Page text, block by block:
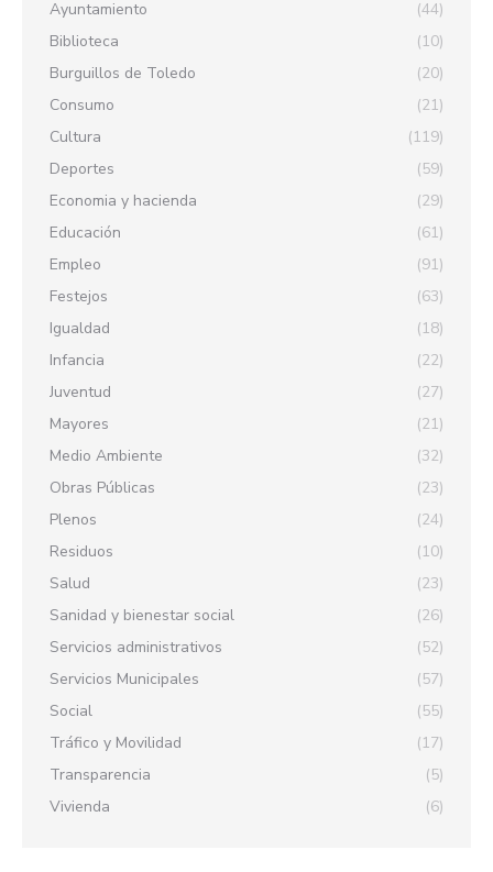
Ayuntamiento
(44)
Biblioteca
(10)
Burguillos de Toledo
(20)
Consumo
(21)
Cultura
(119)
Deportes
(59)
Economia y hacienda
(29)
Educación
(61)
Empleo
(91)
Festejos
(63)
Igualdad
(18)
Infancia
(22)
Juventud
(27)
Mayores
(21)
Medio Ambiente
(32)
Obras Públicas
(23)
Plenos
(24)
Residuos
(10)
Salud
(23)
Sanidad y bienestar social
(26)
Servicios administrativos
(52)
Servicios Municipales
(57)
Social
(55)
Tráfico y Movilidad
(17)
Transparencia
(5)
Vivienda
(6)